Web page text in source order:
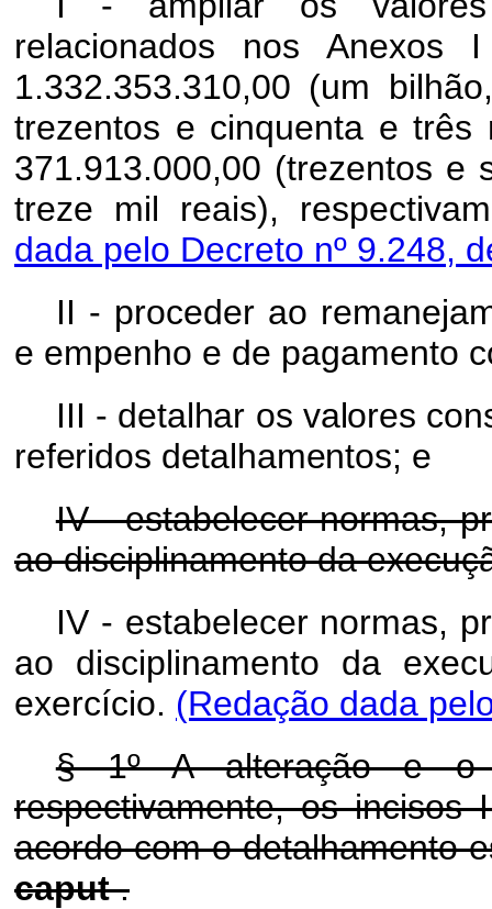
relacionados nos
1.332.353.310,00 (um
trezentos e cinquenta e
371.913.000,00 (trezentos e
treze mil reais),
dada pelo Decreto nº 9.248,
II - proceder ao
e empenho e de pagamento
III - detalhar os valores
referidos detalhamentos; e
IV - estabelecer normas,
ao disciplinamento da
IV - estabelecer normas,
ao disciplinamento da
exercício. (Redação dada
§ 1º A alteração e o
respectivamente, os
acordo com o detalhamento
caput.